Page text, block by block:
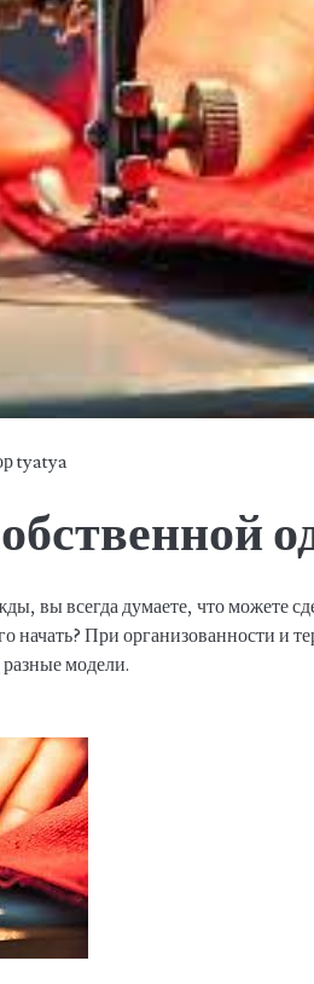
tyatya
вы всегда думаете, что можете
начать? При организованности и
разные модели.